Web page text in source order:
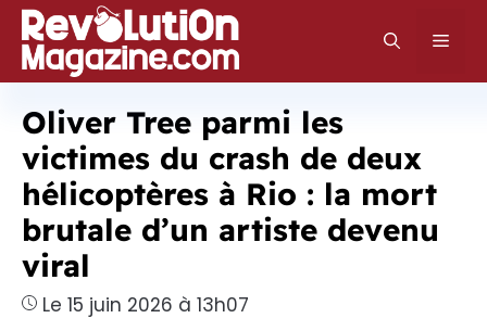
Aller
au
contenu
Oliver Tree parmi les
victimes du crash de deux
hélicoptères à Rio : la mort
brutale d’un artiste devenu
viral
Le 15 juin 2026 à 13h07